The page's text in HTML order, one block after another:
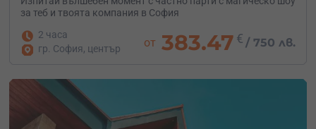
за теб и твоята компания в София
2 часа
гр. София, център
от 383.47 € /750 лв.